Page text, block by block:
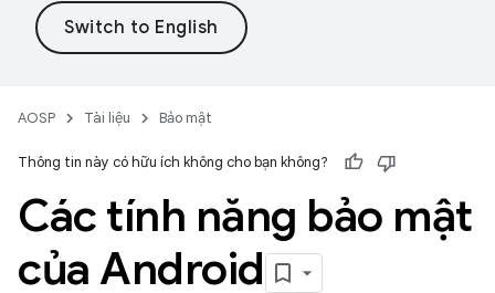
AOSP Tài liệu Bảo mật
Thông tin này có hữu ích không cho bạn không?
Các tính năng bảo mật
của Android